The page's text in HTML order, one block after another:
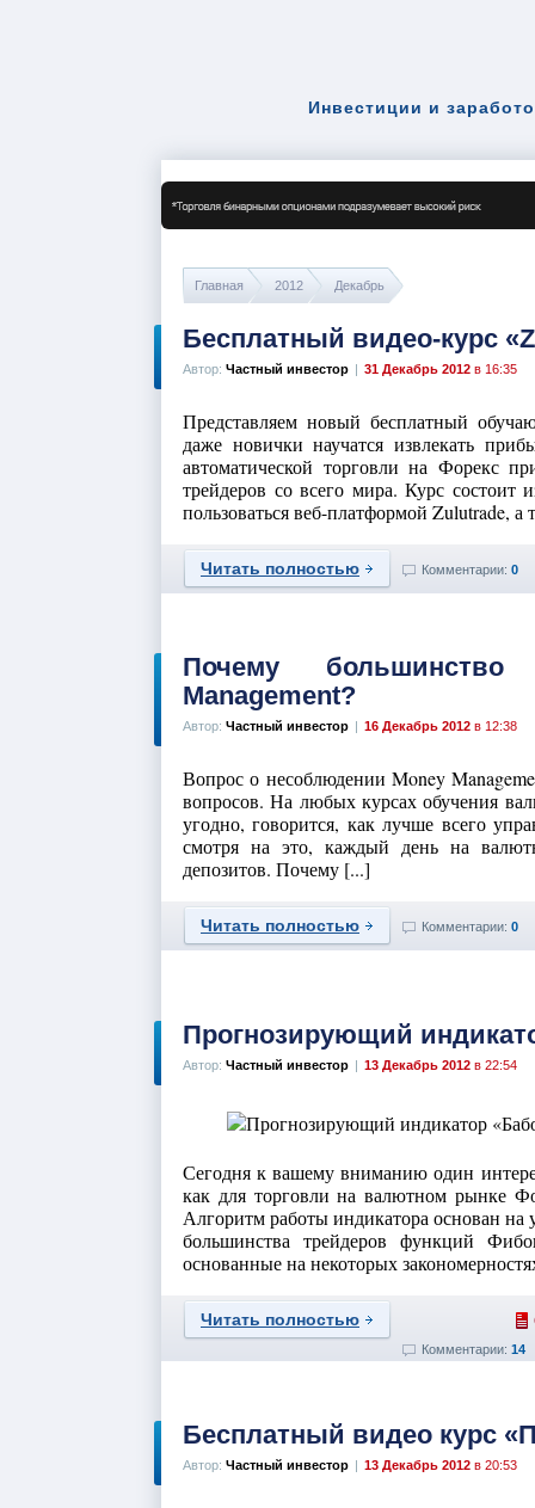
Инвестиции и
Главная 2012 Декабрь
Бесплатный видео-курс
Автор: Частный инвестор | 31 Декабрь 2012 в 16:35
Представляем новый бесплатный
даже новички научатся извлекать
автоматической торговли на Форекс
трейдеров со всего мира. Курс состоит
пользоваться веб-платформой Zulutrade, а
Читать полностью Комментарии: 0
Почему
Management?
Автор: Частный инвестор | 16 Декабрь 2012 в 12:38
Вопрос о несоблюдении Money
вопросов. На любых курсах обучения
угодно, говорится, как лучше всего
смотря на это, каждый день на
депозитов. Почему [...]
Читать полностью Комментарии: 0
Прогнозирующий
Автор: Частный инвестор | 13 Декабрь 2012 в 22:54
Сегодня к вашему вниманию один
как для торговли на валютном рынке
Алгоритм работы индикатора основан
большинства трейдеров функций
основанные на некоторых
Читать полностью
Комментарии: 14
Бесплатный видео курс
Автор: Частный инвестор | 13 Декабрь 2012 в 20:53